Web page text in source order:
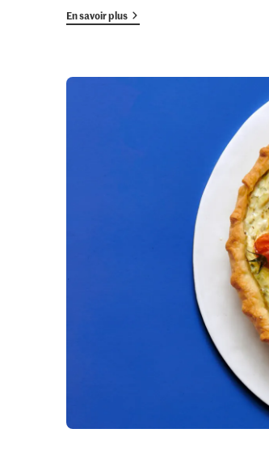
En savoir plus